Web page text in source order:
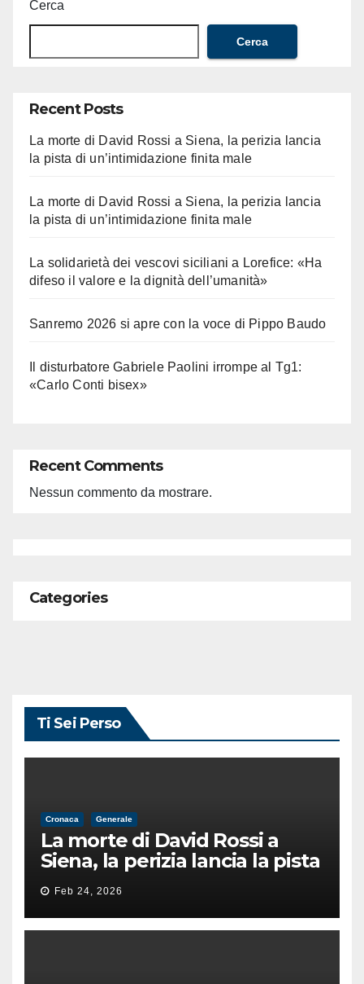
Cerca
Cerca
Recent Posts
La morte di David Rossi a Siena, la perizia lancia
la pista di un’intimidazione finita male
La morte di David Rossi a Siena, la perizia lancia
la pista di un’intimidazione finita male
La solidarietà dei vescovi siciliani a Lorefice: «Ha
difeso il valore e la dignità dell’umanità»
Sanremo 2026 si apre con la voce di Pippo Baudo
Il disturbatore Gabriele Paolini irrompe al Tg1:
«Carlo Conti bisex»
Recent Comments
Nessun commento da mostrare.
Categories
Ti Sei Perso
Cronaca Generale
La morte di David Rossi a
Siena, la perizia lancia la pista
di un’intimidazione finita
male
Feb 24, 2026